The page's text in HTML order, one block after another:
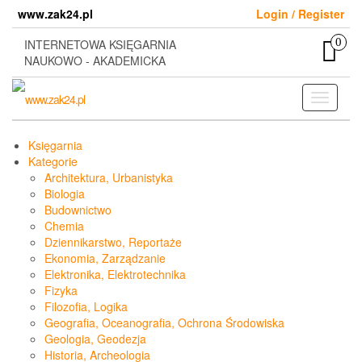
content
www.zak24.pl
Login / Register
INTERNETOWA KSIĘGARNIA
NAUKOWO - AKADEMICKA
0
Toggle
Księgarnia
Kategorie
Architektura, Urbanistyka
Biologia
Budownictwo
Chemia
Dziennikarstwo, Reportaże
Ekonomia, Zarządzanie
Elektronika, Elektrotechnika
Fizyka
Filozofia, Logika
Geografia, Oceanografia, Ochrona Środowiska
Geologia, Geodezja
Historia, Archeologia